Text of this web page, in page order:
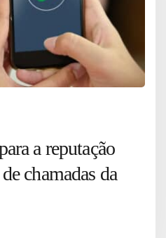
a reputação
chamadas da